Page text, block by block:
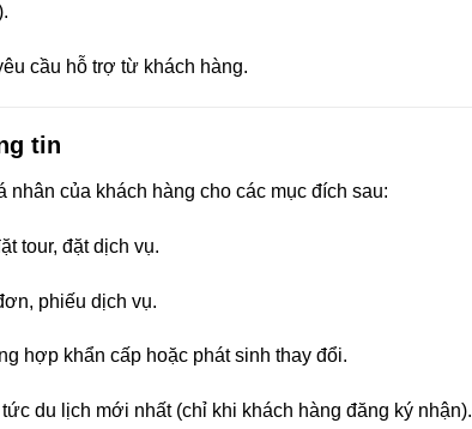
cầu hỗ trợ từ khách hàng.
tin
nhân của khách hàng cho các mục đích sau:
tour, đặt dịch vụ.
phiếu dịch vụ.
hợp khẩn cấp hoặc phát sinh thay đổi.
du lịch mới nhất (chỉ khi khách hàng đăng ký nhận).